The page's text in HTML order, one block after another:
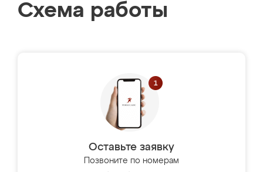
Схема работы
Оставьте заявку
Позвоните по номерам